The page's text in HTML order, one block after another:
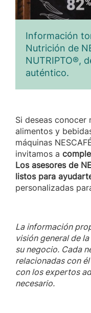
Información
Nutrición de
NUTRIPTO®,
auténtico.
Si deseas conocer
alimentos y
máquinas
invitamos a
Los asesores de
listos para
personalizadas
La información
visión general de
su negocio. Cada
relacionadas con
con los expertos
necesario.